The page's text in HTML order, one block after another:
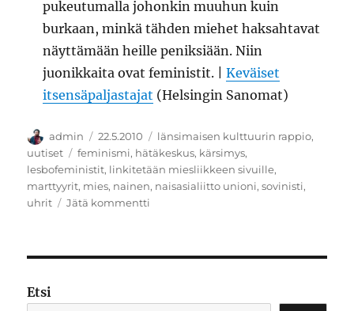
pukeutumalla johonkin muuhun kuin
burkaan, minkä tähden miehet haksahtavat
näyttämään heille peniksiään. Niin
juonikkaita ovat feministit. |Keväiset
itsensäpaljastajat (Helsingin Sanomat)
Kirjoittaja
admin Julkaistu
22.5.2010 Kategoriat
länsimaisen kulttuurin rappio,
uutiset
Avainsanat
feminismi, hätäkeskus, kärsimys,
lesbofeministit, linkitetään miesliikkeen sivuille,
marttyyrit, mies, nainen, naisasialiitto unioni,sovinisti,
uhrit
Jätä kommentti
Etsi